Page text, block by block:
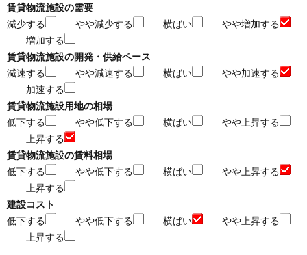
賃貸物流施設の需要
減少する
やや減少する 横ばい
やや増加する
増加する
賃貸物流施設の開発・供給ペース
減速する
やや減速する 横ばい
やや加速する
加速する
賃貸物流施設用地の相場
低下する
やや低下する 横ばい
やや上昇する
上昇する
賃貸物流施設の賃料相場
低下する
やや低下する 横ばい
やや上昇する
上昇する
建設コスト
低下する
やや低下する 横ばい
やや上昇する
上昇する